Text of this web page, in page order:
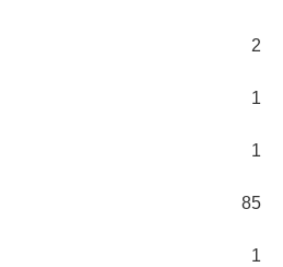
2
1
1
85
1